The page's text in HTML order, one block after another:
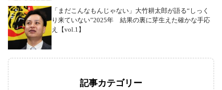
「まだこんなもんじゃない」大竹耕太郎が語る“しっく
り来ていない”2025年 結果の裏に芽生えた確かな手応
え【vol.1】
記事カテゴリー